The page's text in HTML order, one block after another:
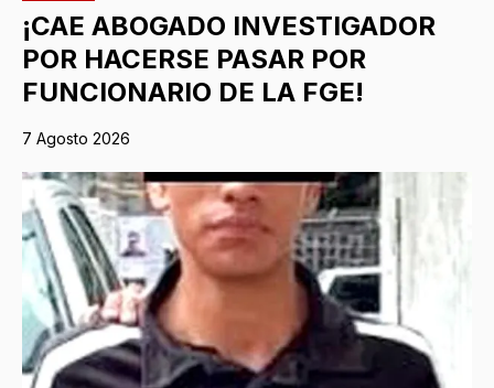
¡CAE ABOGADO INVESTIGADOR
POR HACERSE PASAR POR
FUNCIONARIO DE LA FGE!
7 Agosto 2026